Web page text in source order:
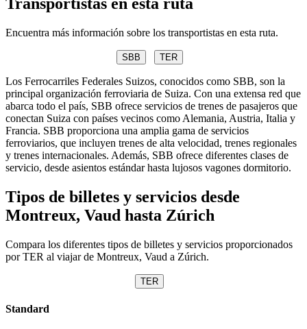
Encuentra más información sobre los transportistas en esta ruta.
SBB TER
Los Ferrocarriles Federales Suizos, conocidos como SBB, son la
principal organización ferroviaria de Suiza. Con una extensa red que
abarca todo el país, SBB ofrece servicios de trenes de pasajeros que
conectan Suiza con países vecinos como Alemania, Austria, Italia y
Francia. SBB proporciona una amplia gama de servicios
ferroviarios, que incluyen trenes de alta velocidad, trenes regionales
y trenes internacionales. Además, SBB ofrece diferentes clases de
servicio, desde asientos estándar hasta lujosos vagones dormitorio.
Tipos de billetes y servicios desde
Montreux, Vaud hasta Zúrich
Compara los diferentes tipos de billetes y servicios proporcionados
por TER al viajar de Montreux, Vaud a Zúrich.
TER
Standard